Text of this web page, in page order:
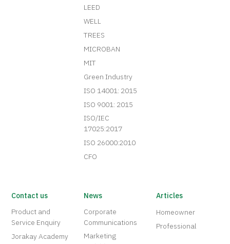
LEED
WELL
TREES
MICROBAN
MIT
Green Industry
ISO 14001: 2015
ISO 9001: 2015
ISO/IEC
17025:2017
ISO 26000:2010
CFO
Contact us
Product and
Service Enquiry
Jorakay Academy
News
Corporate
Communications
Marketing
Articles
Homeowner
Professional